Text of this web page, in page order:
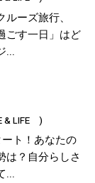
ーズ旅行、
ごす一日」はど
...
& LIFE )
ト！あなたの
は？自分らしさ
...